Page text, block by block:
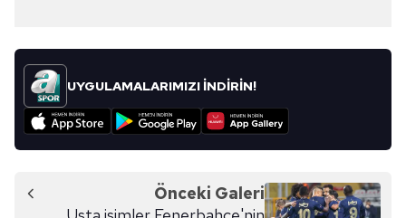
UYGULAMALARIMIZI İNDİRİN!
Önceki Galeri